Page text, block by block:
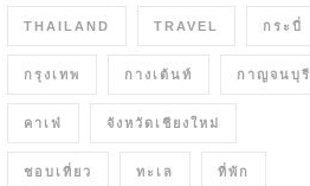
THAILAND TRAVEL กระบี่
กรุงเทพ กางเต้นท์ กาญจนบุรี
คาเฟ่ จังหวัดเชียงใหม่
ชอบเที่ยว ทะเล ที่พัก